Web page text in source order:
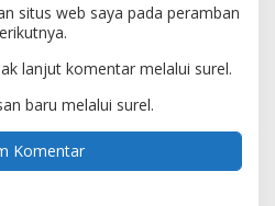
situs web saya pada peramban
lanjut komentar melalui surel.
baru melalui surel.